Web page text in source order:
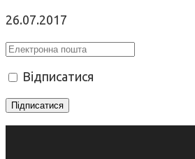
26.07.2017
Відписатися